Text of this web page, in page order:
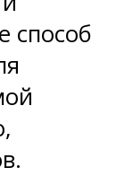
способ